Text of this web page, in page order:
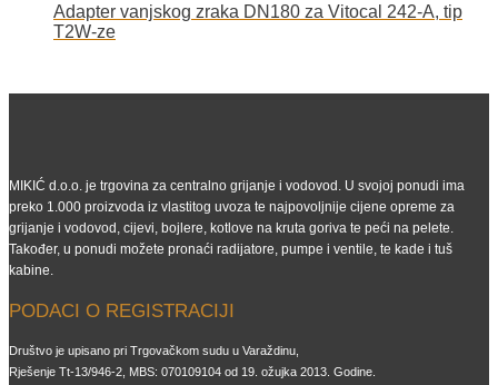
Adapter vanjskog zraka DN180 za Vitocal 242-A, tip
T2W-ze
MIKIĆ d.o.o. je trgovina za centralno grijanje i vodovod. U svojoj ponudi ima
preko 1.000 proizvoda iz vlastitog uvoza te najpovoljnije cijene opreme za
grijanje i vodovod, cijevi, bojlere, kotlove na kruta goriva te peći na pelete.
Također, u ponudi možete pronaći radijatore, pumpe i ventile, te kade i tuš
kabine.
PODACI O REGISTRACIJI
Društvo je upisano pri Trgovačkom sudu u Varaždinu,
Rješenje Tt-13/946-2, MBS: 070109104 od 19. ožujka 2013. Godine.